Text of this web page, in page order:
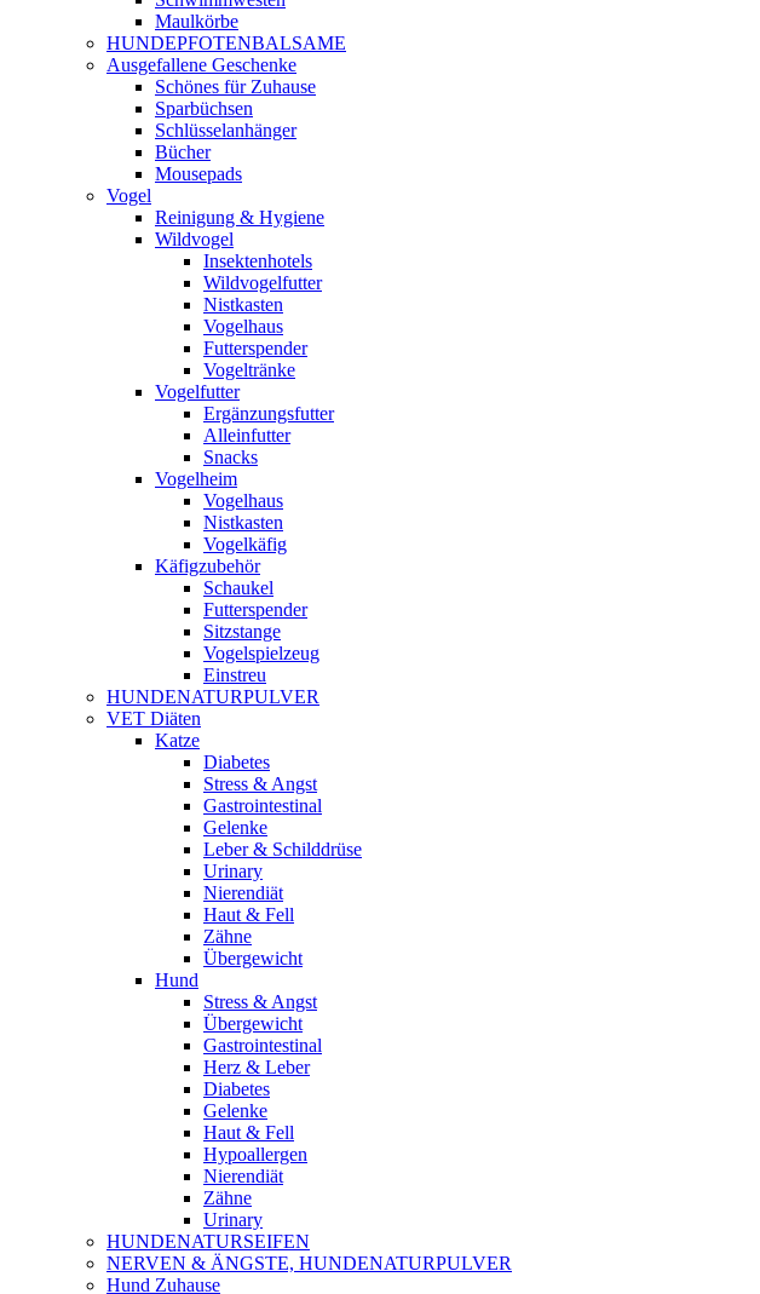
Maulkörbe
HUNDEPFOTENBALSAME
Ausgefallene Geschenke
Schönes für Zuhause
Sparbüchsen
Schlüsselanhänger
Bücher
Mousepads
Vogel
Reinigung & Hygiene
Wildvogel
Insektenhotels
Wildvogelfutter
Nistkasten
Vogelhaus
Futterspender
Vogeltränke
Vogelfutter
Ergänzungsfutter
Alleinfutter
Snacks
Vogelheim
Vogelhaus
Nistkasten
Vogelkäfig
Käfigzubehör
Schaukel
Futterspender
Sitzstange
Vogelspielzeug
Einstreu
HUNDENATURPULVER
VET Diäten
Katze
Diabetes
Stress & Angst
Gastrointestinal
Gelenke
Leber & Schilddrüse
Urinary
Nierendiät
Haut & Fell
Zähne
Übergewicht
Hund
Stress & Angst
Übergewicht
Gastrointestinal
Herz & Leber
Diabetes
Gelenke
Haut & Fell
Hypoallergen
Nierendiät
Zähne
Urinary
HUNDENATURSEIFEN
NERVEN & ÄNGSTE, HUNDENATURPULVER
Hund Zuhause